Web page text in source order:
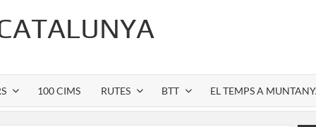
100 CIMS RUTES BTT EL TEMPS A